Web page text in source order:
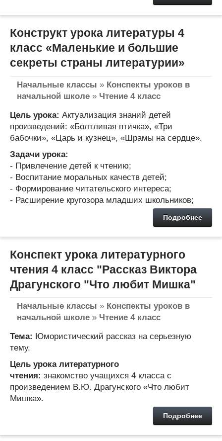
Конструкт урока литературы 4
класс «Маленькие и большие
секреты страны литературии»
Начальные классы » Конспекты уроков в
начальной школе » Чтение 4 класс
Цель урока: Актуализация знаний детей
произведений: «Болтливая птичка», «Три
бабочки», «Царь и кузнец», «Шрамы на сердце».
Задачи урока:
- Привлечение детей к чтению;
- Воспитание моральных качеств детей;
- Формирование читательского интереса;
- Расширение кругозора младших школьников;
Подробнее
Конспект урока литературного
чтения 4 класс "Рассказ Виктора
Драгунского "Что любит Мишка"
Начальные классы » Конспекты уроков в
начальной школе » Чтение 4 класс
Тема: Юмористический рассказ на серьезную
тему.
Цель урока литературного
чтения: знакомство учащихся 4 класса с
произведением В.Ю. Драгунского «Что любит
Мишка».
Подробнее